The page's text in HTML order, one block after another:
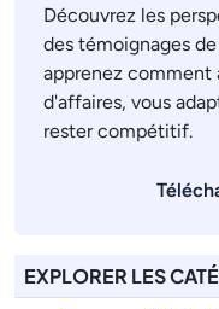
Découvrez les
des témoignages
apprenez
d'affaires, vous
rester compétitif.
EXPLORER LES